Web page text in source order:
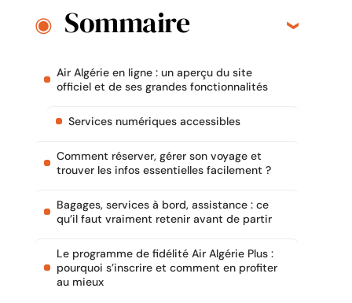
Sommaire
Air Algérie en ligne : un aperçu du site
officiel et de ses grandes fonctionnalités
Services numériques accessibles
Comment réserver, gérer son voyage et
trouver les infos essentielles facilement ?
Bagages, services à bord, assistance : ce
qu’il faut vraiment retenir avant de partir
Le programme de fidélité Air Algérie Plus :
pourquoi s’inscrire et comment en profiter
au mieux